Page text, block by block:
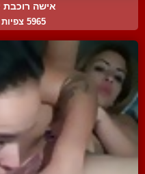
אישה רוכבת
5965 צפיות